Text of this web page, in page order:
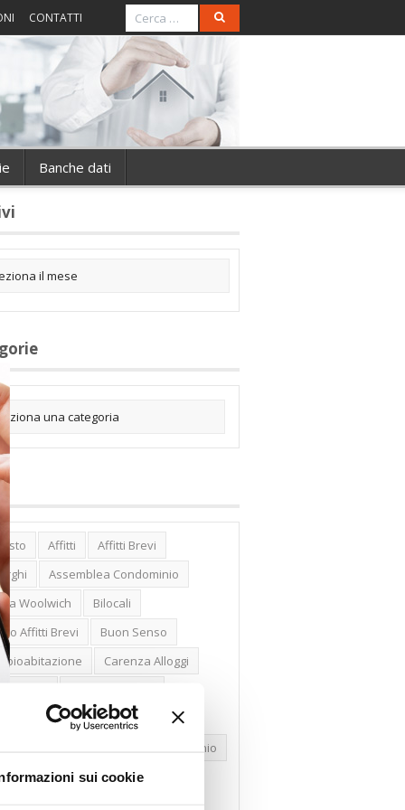
sui cookie
CONTATTI
Banche dati
Affitti
Affitti Brevi
Assemblea Condominio
Woolwich
Bilocali
Affitti Brevi
Buon Senso
Carenza Alloggi
Secca
CO2
Collabenti
Condominio
Confedilizia.EU